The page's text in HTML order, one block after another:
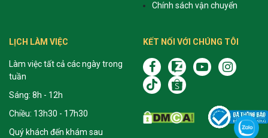
Chính sách vận chuyển
LỊCH LÀM VIỆC
Làm việc tất cả các ngày trong
tuần
Sáng: 8h - 12h
Chiều: 13h30 - 17h30
Quý khách đến khám sau
KẾT NỐI VỚI CHÚNG TÔI